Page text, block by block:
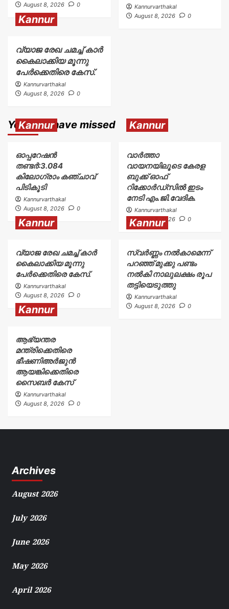
August 8, 2026
0
Kannurvarthakal
August 8, 2026
0
Kannur
വ്യാജ രേഖ ചമച്ച് കാർ
കൈലാക്കിയ മൂന്നു
പേർക്കെതിരെ കേസ്.
Kannurvarthakal
August 8, 2026
0
You may have missed
Kannur
ഓപ്പറേഷൻ
തണ്ടർ:3.084
കിലോഗ്രാം കഞ്ചാവ്
പിടികൂടി
Kannurvarthakal
August 8, 2026
0
Kannur
വാർത്താ
വായനയിലൂടെ കേരള
ബുക്ക് ഓഫ്
റിക്കോർഡ്സിൽ ഇടം
നേടി എം.ജി.വേദിക.
Kannurvarthakal
August 8, 2026
0
Kannur
വ്യാജ രേഖ ചമച്ച് കാർ
കൈലാക്കിയ മൂന്നു
പേർക്കെതിരെ കേസ്.
Kannurvarthakal
August 8, 2026
0
Kannur
സ്വർണ്ണം നൽകാമെന്ന്
പറഞ്ഞ് മുക്കു പണ്ടം
നൽകി നാലുലക്ഷം രൂപ
തട്ടിയെടുത്തു
Kannurvarthakal
August 8, 2026
0
Kannur
ആഭ്യന്തര
മന്ത്രിക്കെതിരെ
ഭീഷണിഅർജുൻ
ആയങ്കിക്കെതിരെ
സൈബർ കേസ്
Kannurvarthakal
August 8, 2026
0
Archives
August 2026
July 2026
June 2026
May 2026
April 2026